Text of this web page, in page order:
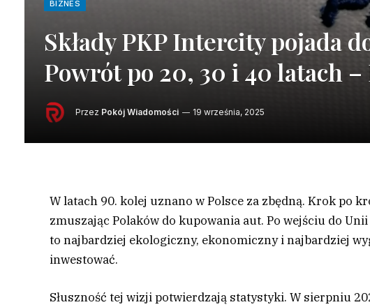
BIZNES
Składy PKP Intercity pojada
Powrót po 20, 30 i 40 latach
Przez Pokój Wiadomości 19 września, 2025
W latach 90. kolej uznano w Polsce za zbędną. Krok po
zmuszając Polaków do kupowania aut. Po wejściu do
to najbardziej ekologiczny, ekonomiczny i najbardziej
inwestować.
Słuszność tej wizji potwierdzają statystyki. W sierpniu